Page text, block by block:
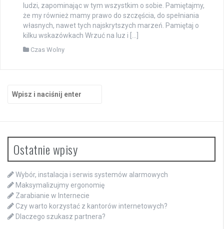
ludzi, zapominając w tym wszystkim o sobie. Pamiętajmy,
że my również mamy prawo do szczęścia, do spełniania
własnych, nawet tych najskrytszych marzeń. Pamiętaj o
kilku wskazówkach Wrzuć na luz i […]
Czas Wolny
Ostatnie wpisy
Wybór, instalacja i serwis systemów alarmowych
Maksymalizujmy ergonomię
Zarabianie w Internecie
Czy warto korzystać z kantorów internetowych?
Dlaczego szukasz partnera?